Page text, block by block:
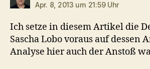
Apr. 8, 2013 um 21:59 Uhr
Ich setze in diesem Artikel die
Sascha Lobo voraus auf dessen
Analyse hier auch der Anstoß